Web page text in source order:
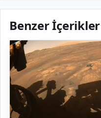
Benzer İçerikler